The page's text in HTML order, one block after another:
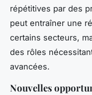
répétitives par des
peut entraîner une
certains secteurs,
des rôles
avancées.
Nouvelles